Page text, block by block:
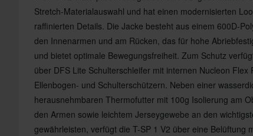
Stretch-Materialauswahl und hat einen modernisierten
raffinierten Details. Die Jacke besteht aus einem 600D-
den Innenarmen und am Rücken, das für hohe
und bietet optimale Bewegungsfreiheit. Zum Schutz
über DFS Lite Schulterschleifer mit internen Nucleon Flex
Ellenbogen- und Schulterschützern. Neben einer
herausnehmbaren Thermofutter mit 100g Isolierung am
den Armen sowie leichtem Jerseygewebe an den
gewährleisten, verfügt die T-SP 1 V2 über eine Belüftung